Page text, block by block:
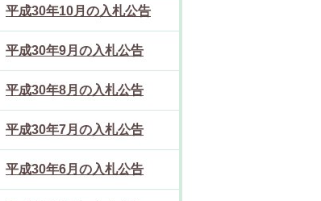
平成30年10月の入札公告
平成30年9月の入札公告
平成30年8月の入札公告
平成30年7月の入札公告
平成30年6月の入札公告